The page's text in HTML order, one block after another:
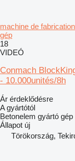
machine de
gép
18
VIDEÓ
Conmach
- 10.000unités/8h
Ár érdeklődésre
A gyártótól
Betonelem gyártó gép
Állapot új
Törökország,